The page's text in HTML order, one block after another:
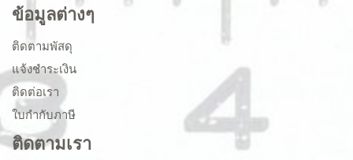
ข้อมูลต่างๆ
ติดตามพัสดุ
แจ้งชำระเงิน
ติดต่อเรา
ใบกำกับภาษี
ติดตามเรา